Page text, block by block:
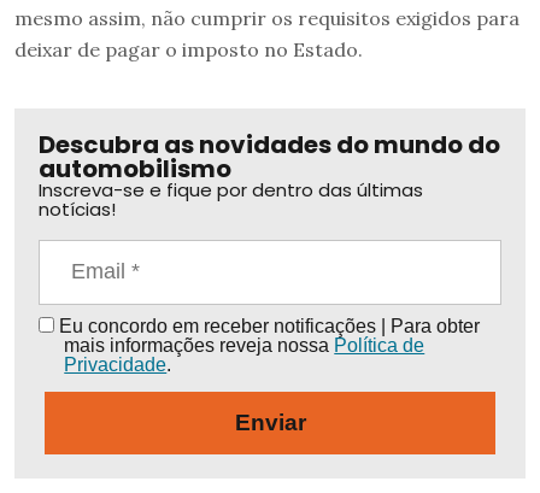
mesmo assim, não cumprir os requisitos exigidos para
deixar de pagar o imposto no Estado.
Descubra as novidades do mundo do
automobilismo
Inscreva-se e fique por dentro das últimas
notícias!
Eu concordo em receber notificações | Para obter
mais informações reveja nossa Política de
Privacidade.
Enviar